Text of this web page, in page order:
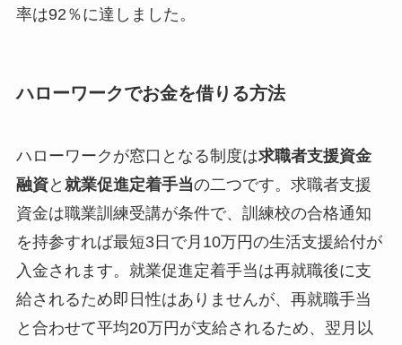
率は92％に達しました。
ハローワークでお金を借りる方法
ハローワークが窓口となる制度は求職者支援資金
融資と 就業促進定着手当の二つです。求職者支援
資金は職業訓練受講が条件で、訓練校の合格通知
を持参すれば最短3日で月10万円の生活支援給付が
入金されます。就業促進定着手当は再就職後に支
給されるため即日性はありませんが、再就職手当
と合わせて平均20万円が支給されるため、翌月以